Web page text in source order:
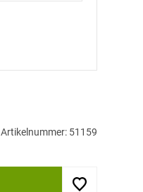
Artikelnummer: 51159